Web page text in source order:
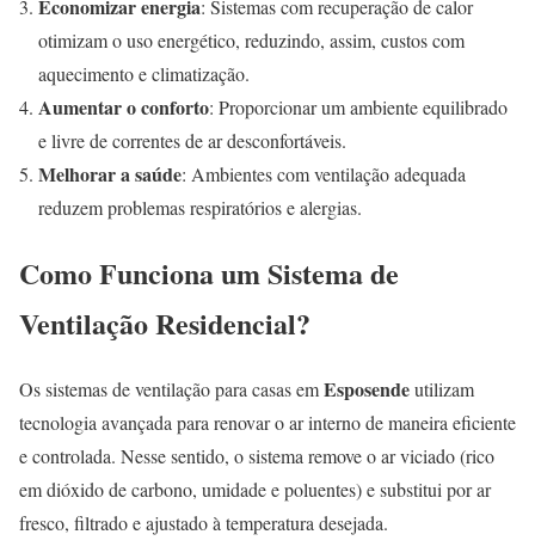
Economizar energia: Sistemas com recuperação de calor
otimizam o uso energético, reduzindo, assim, custos com
aquecimento e climatização.
Aumentar o conforto: Proporcionar um ambiente equilibrado
e livre de correntes de ar desconfortáveis.
Melhorar a saúde: Ambientes com ventilação adequada
reduzem problemas respiratórios e alergias.
Como Funciona um Sistema de
Ventilação Residencial?
Os sistemas de ventilação para casas emEsposendeutilizam
tecnologia avançada para renovar o ar interno de maneira eficiente
e controlada. Nesse sentido, o sistema remove o ar viciado (rico
em dióxido de carbono, umidade e poluentes) e substitui por ar
fresco, filtrado e ajustado à temperatura desejada.